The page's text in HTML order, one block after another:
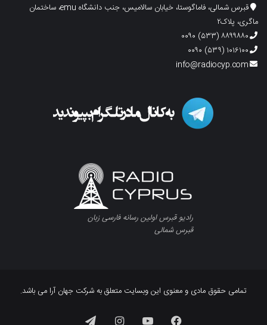
قبرس شمالی، فاماگوستا، خیابان سالامیس، جنب دانشگاه emu، ساختمان
ماگری، پلاک۲
۸۸۹۹۸۸۰ (۵۳۳) ۰۰۹۰
۱۰۱۶۱۰۰ (۵۳۹) ۰۰۹۰
info@radiocyp.com
رادیو قبرس اولین رسانه فارسی زبان
قبرس شمالی
تمامی حقوق مادی و معنوی این وبسایت متعلق به شرکت جهان آرا می باشد.
فیسبوکیوتیوباینستاگرامتلگرام